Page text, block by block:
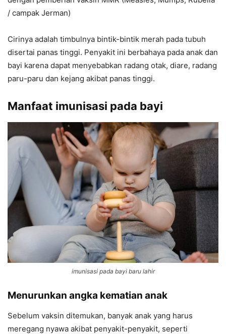
/ campak Jerman)
Cirinya adalah timbulnya bintik-bintik merah pada tubuh
disertai panas tinggi. Penyakit ini berbahaya pada anak dan
bayi karena dapat menyebabkan radang otak, diare, radang
paru-paru dan kejang akibat panas tinggi.
Manfaat imunisasi pada bayi
imunisasi pada bayi baru lahir
Menurunkan angka kematian anak
Sebelum vaksin ditemukan, banyak anak yang harus
meregang nyawa akibat penyakit-penyakit, seperti